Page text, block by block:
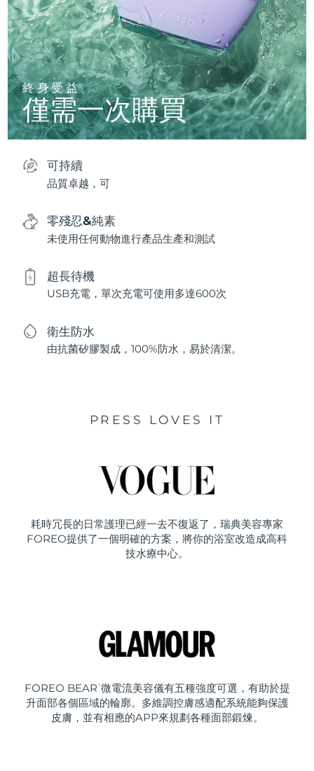
終身受益
僅需一次購買
可持續
品質卓越，可
零殘忍&純素
未使用任何動物進行產品生產和測試
超長待機
USB充電，單次充電可使用多達600次
衛生防水
由抗菌矽膠製成，100%防水，易於清潔。
PRESS LOVES IT
耗時冗長的日常護理已經一去不復返了，瑞典美容專家
FOREO提供了一個明確的方案，將你的浴室改造成高科
技水療中心。
FOREO BEAR ™ 微電流美容儀有五種強度可選，有助於提
升面部各個區域的輪廓。多維調控膚感適配系統能夠保護
皮膚，並有相應的APP來規劃各種面部鍛煉。